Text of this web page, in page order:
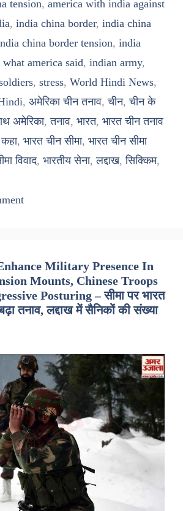
tension, america with india against
, india china border, india china
china border tension, india
america said, indian army,
, stress, World Hindi News,
, अमेरिका चीन तनाव,चीन,चीन के
अमेरिका,तनाव, भारत, भारत चीन तनाव
, भारत चीन सीमा, भारत चीन सीमा
विवाद, भारतीय सेना,लद्दाख,सिक्किम,
Military Presence In
Mounts, Chinese Troops
Posturing – सीमा पर भारत
तनाव, लद्दाख में सैनिकों की संख्या